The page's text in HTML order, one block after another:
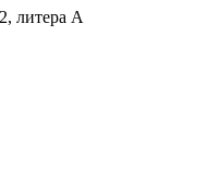
литера А